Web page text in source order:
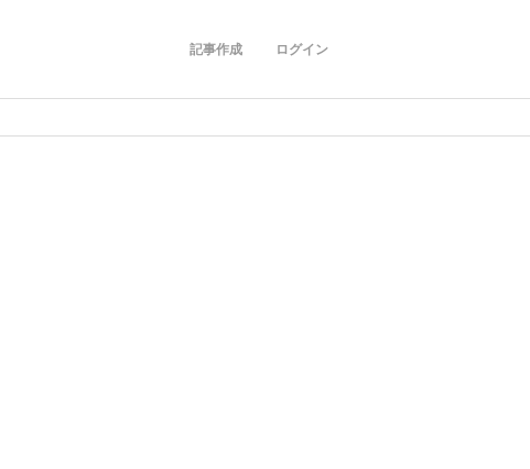
記事作成 ログイン